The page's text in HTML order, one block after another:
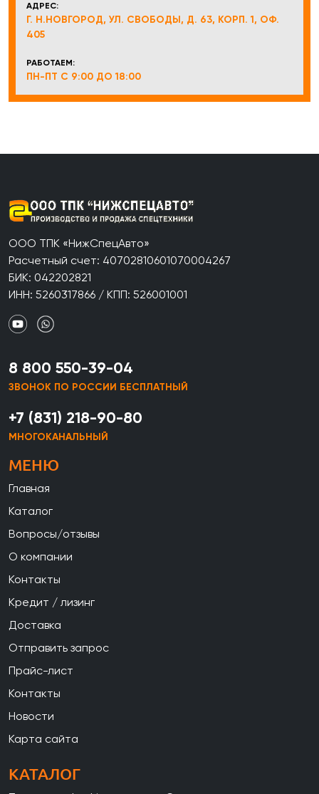
АДРЕС:
Г. Н.НОВГОРОД, УЛ. СВОБОДЫ, Д. 63, КОРП. 1, ОФ.
405
РАБОТАЕМ:
ПН-ПТ С 9:00 ДО 18:00
ООО ТПК «НижСпецАвто»
Расчетный счет: 40702810601070004267
БИК: 042202821
ИНН: 5260317866 / КПП: 526001001
8 800 550-39-04
ЗВОНОК ПО РОССИИ БЕСПЛАТНЫЙ
+7 (831) 218-90-80
МНОГОКАНАЛЬНЫЙ
МЕНЮ
Главная
Каталог
Вопросы/отзывы
О компании
Контакты
Кредит / лизинг
Доставка
Отправить запрос
Прайс-лист
Контакты
Новости
Карта сайта
КАТАЛОГ